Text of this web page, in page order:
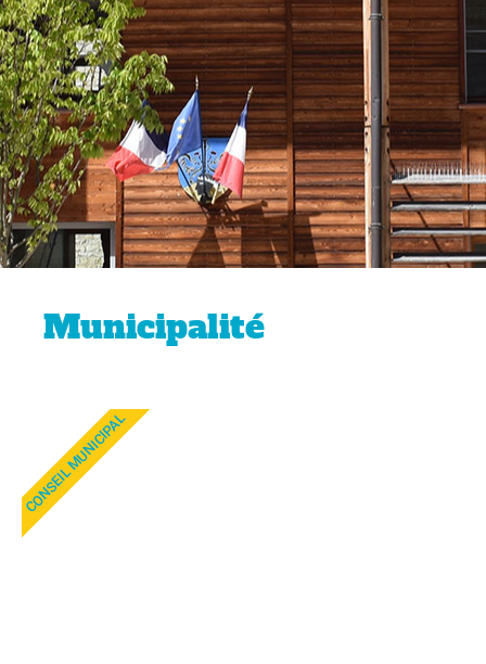
Municipalité
CONSEIL MUNICIPAL